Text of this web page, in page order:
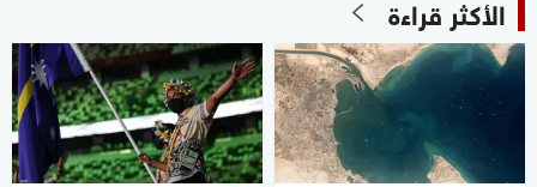
الأكثر قراءة